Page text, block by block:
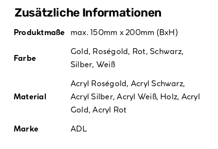
Zusätzliche Informationen
Produktmaße max. 150mm x 200mm (BxH)
Farbe
Gold, Roségold, Rot,Schwarz,
Silber, Weiß
Material
Acryl Roségold, Acryl Schwarz,
Acryl Silber,Acryl Weiß, Holz, Acryl
Gold,Acryl Rot
Marke
ADL